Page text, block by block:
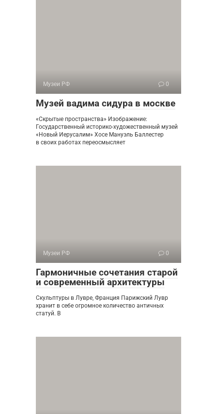
Музеи РФ 0
Музей вадима сидура в москве
«Скрытые пространства» Изображение:
Государственный историко-художественный музей
«Новый Иерусалим» Хосе Мануэль Баллестер
в своих работах переосмысляет
Музеи РФ 0
Гармоничные сочетания старой
и современный архитектуры
Скульптуры в Лувре, Франция Парижский Лувр
хранит в себе огромное количество античных
статуй. В